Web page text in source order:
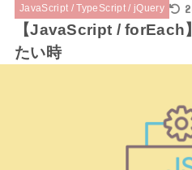
JavaScript / TypeScript / jQuery
【JavaScript / forEach
たい時